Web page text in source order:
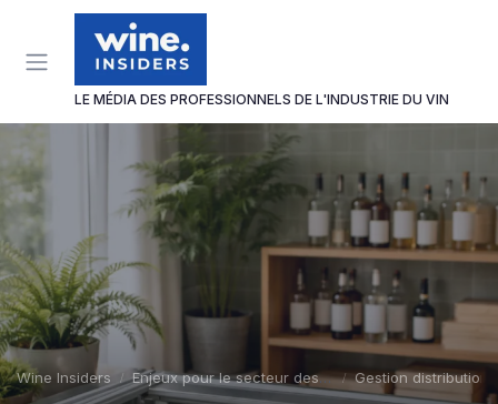
LE MÉDIA DES PROFESSIONNELS DE L'INDUSTRIE DU VIN
Wine Insiders Enjeux pour le secteur des vins et spiritueux Gestion distribution
Panneau de gestion des cookies